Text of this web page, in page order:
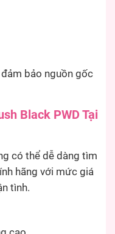
bảo nguồn gốc
Black PWD Tại
có thể dễ dàng tìm
hãng với mức giá
tình.